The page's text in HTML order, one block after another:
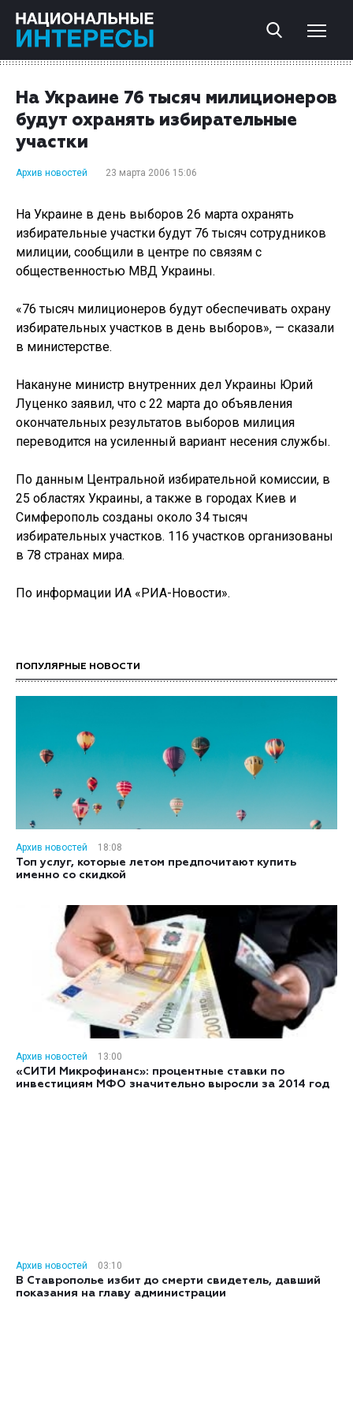
На Украине 76 тысяч милиционеров
будут охранять избирательные
участки
Архив новостей 23 марта 2006 15:06
На Украине в день выборов 26 марта охранять
избирательные участки будут 76 тысяч сотрудников
милиции, сообщили в центре по связям с
общественностью МВД Украины.
«76 тысяч милиционеров будут обеспечивать охрану
избирательных участков в день выборов», — сказали
в министерстве.
Накануне министр внутренних дел Украины Юрий
Луценко заявил, что с 22 марта до объявления
окончательных результатов выборов милиция
переводится на усиленный вариант несения службы.
По данным Центральной избирательной комиссии, в
25 областях Украины, а также в городах Киев и
Симферополь созданы около 34 тысяч
избирательных участков. 116 участков организованы
в 78 странах мира.
По информации ИА «РИА-Новости».
ПОПУЛЯРНЫЕ НОВОСТИ
Архив новостей
18:08
Топ услуг, которые летом предпочитают купить
именно со скидкой
Архив новостей
13:00
«СИТИ Микрофинанс»: процентные ставки по
инвестициям МФО значительно выросли за 2014 год
Архив новостей
03:10
В Ставрополье избит до смерти свидетель, давший
показания на главу администрации